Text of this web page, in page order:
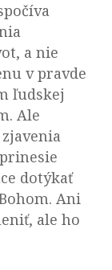
a nie
v pravde
ľudskej
Ale
dotýkať
Ani
ale ho